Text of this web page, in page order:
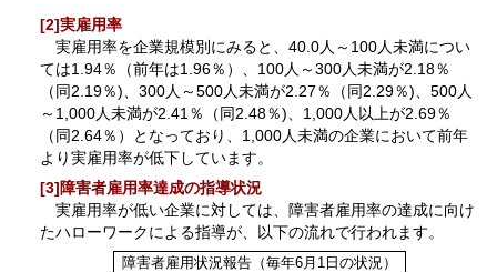
[2]実雇用率
実雇用率を企業規模別にみると、40.0人～100人未満につい
ては1.94％（前年は1.96％）、100人～300人未満が2.18％
（同2.19％)、300人～500人未満が2.27％（同2.29％)、500人
～1,000人未満が2.41％（同2.48％)、1,000人以上が2.69％
（同2.64％）となっており、1,000人未満の企業において前年
より実雇用率が低下しています。
[3]障害者雇用率達成の指導状況
実雇用率が低い企業に対しては、障害者雇用率の達成に向け
たハローワークによる指導が、以下の流れで行われます。
障害者雇用状況報告（毎年6月1日の状況）